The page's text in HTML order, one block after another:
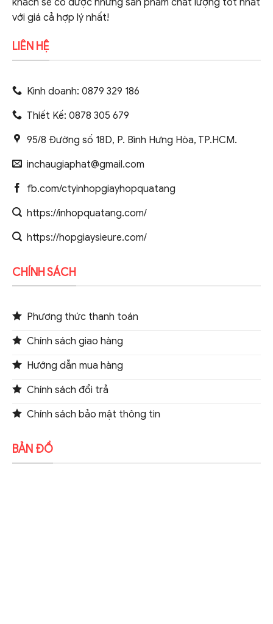
khách sẽ có được những sản phẩm chất lượng tốt nhất
với giá cả hợp lý nhất!
LIÊN HỆ
Kinh doanh: 0879 329 186
Thiết Kế: 0878 305 679
95/8 Đường số 18D, P. Bình Hưng Hòa, TP.HCM.
inchaugiaphat@gmail.com
fb.com/ctyinhopgiayhopquatang
https://inhopquatang.com/
https://hopgiaysieure.com/
CHÍNH SÁCH
Phương thức thanh toán
Chính sách giao hàng
Hướng dẫn mua hàng
Chính sách đổi trả
Chính sách bảo mật thông tin
BẢN ĐỒ